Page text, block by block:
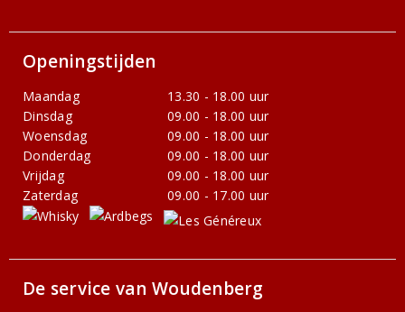
Openingstijden
Maandag
13.30 - 18.00 uur
Dinsdag
09.00 - 18.00 uur
Woensdag
09.00 - 18.00 uur
Donderdag
09.00 - 18.00 uur
Vrijdag
09.00 - 18.00 uur
Zaterdag
09.00 - 17.00 uur
De service van Woudenberg